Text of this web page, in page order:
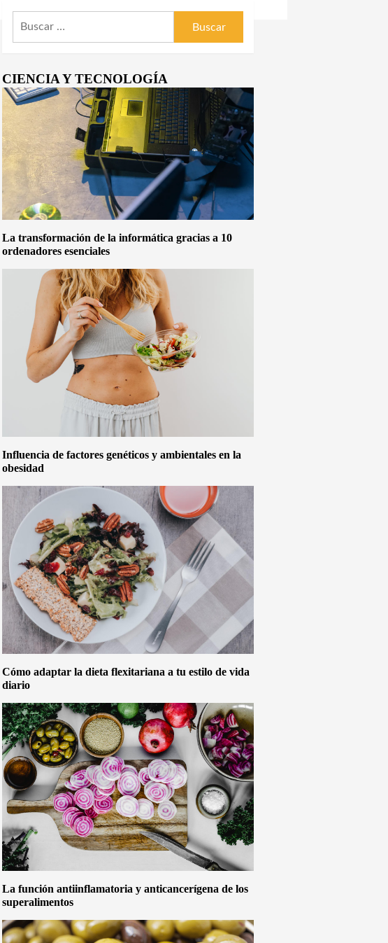
Buscar:
CIENCIA Y TECNOLOGÍA
La transformación de la informática gracias a 10
ordenadores esenciales
Influencia de factores genéticos y ambientales en la
obesidad
Cómo adaptar la dieta flexitariana a tu estilo de vida
diario
La función antiinflamatoria y anticancerígena de los
superalimentos